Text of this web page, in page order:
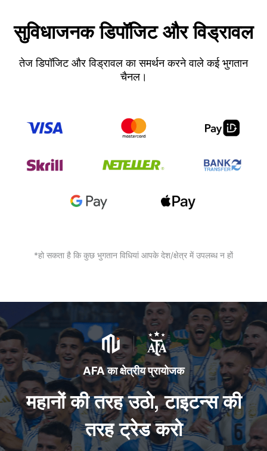
सुविधाजनक डिपॉजिट और विड्रावल
तेज डिपॉजिट और विड्रावल का समर्थन करने वाले कई भुगतान
चैनल।
*हो सकता है कि कुछ भुगतान विधियां आपके देश/क्षेत्र में उपलब्ध न हों
AFA का क्षेत्रीय प्रायोजक
महानों की तरह उठो, टाइटन्स की
तरह ट्रेड करो